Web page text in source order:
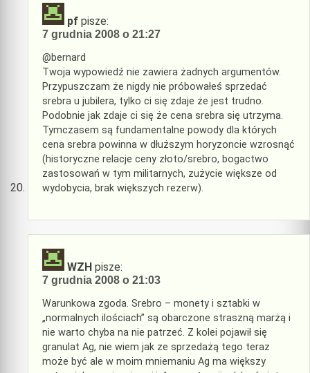
pf pisze:
7 grudnia 2008 o 21:27
@bernard
Twoja wypowiedź nie zawiera żadnych argumentów.
Przypuszczam że nigdy nie próbowałeś sprzedać
srebra u jubilera, tylko ci się zdaje że jest trudno.
Podobnie jak zdaje ci się że cena srebra się utrzyma.
Tymczasem są fundamentalne powody dla których
cena srebra powinna w dłuższym horyzoncie wzrosnąć
(historyczne relacje ceny złoto/srebro, bogactwo
zastosowań w tym militarnych, zużycie większe od
wydobycia, brak większych rezerw).
WZH pisze:
7 grudnia 2008 o 21:03
Warunkowa zgoda. Srebro – monety i sztabki w
„normalnych ilościach” są obarczone straszną marżą i
nie warto chyba na nie patrzeć. Z kolei pojawił się
granulat Ag, nie wiem jak ze sprzedażą tego teraz
może być ale w moim mniemaniu Ag ma większy